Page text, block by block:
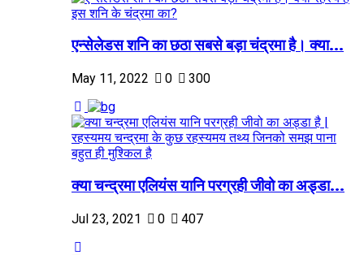
एन्सेलेडस शनि का छठा सबसे बड़ा चंद्रमा है। क्या...
May 11, 2022 0 300
क्या चन्द्रमा एलियंस यानि परग्रही जीवो का अड्डा...
Jul 23, 2021 0 407